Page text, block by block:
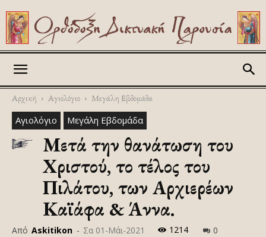
Αρχική Αγιολόγιο Μεγάλη Εβδομάδα
Αγιολόγιο Μεγάλη Εβδομάδα
Μετά την θανάτωση του
Χριστού, το τέλος του
Πιλάτου, των Αρχιερέων
Καϊάφα & Άννα.
Από Askitikon - Σα 01-Μάι-2021 1214 0